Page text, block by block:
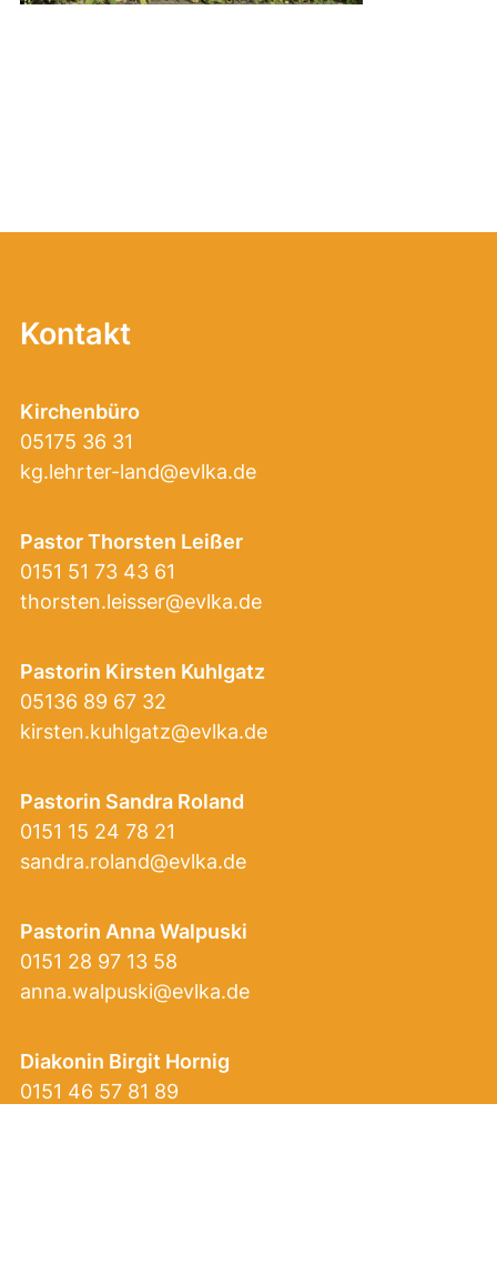
Kontakt
Kirchenbüro
05175 36 31
kg.lehrter-land@evlka.de
Pastor Thorsten Leißer
0151 51 73 43 61
thorsten.leisser@evlka.de
Pastorin Kirsten Kuhlgatz
05136 89 67 32
kirsten.kuhlgatz@evlka.de
Pastorin Sandra Roland
0151 15 24 78 21
sandra.roland@evlka.de
Pastorin Anna Walpuski
0151 28 97 13 58
anna.walpuski@evlka.de
Diakonin Birgit Hornig
0151 46 57 81 89